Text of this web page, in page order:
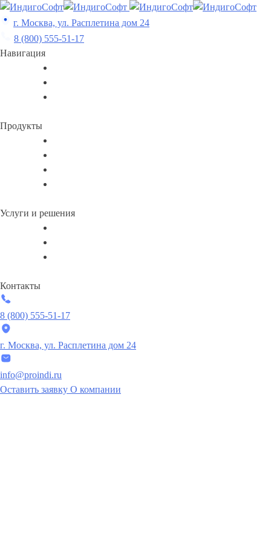
Skip
to
content
г. Москва, ул. Расплетина дом 24
8 (800) 555-51-17
Навигация
Продукты
Услуги и решения
Контакты
8 (800) 555-51-17
г. Москва, ул. Расплетина дом 24
info@proindi.ru
Оставить заявку О компании